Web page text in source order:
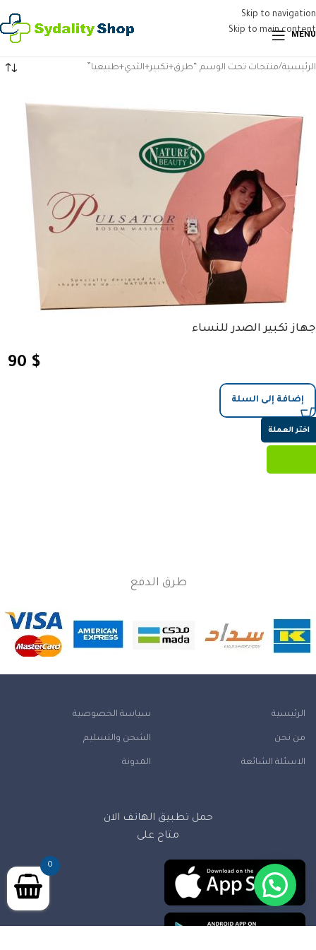
Skip to navigation
Skip to main content
MENU
الرئيسية منتجات تحت الوسم “طرق+تكبير+الثدي+طبيعيا”
جهاز تكبير الصدر للنساء
90 $
إضافة إلى السلة
طرق الدفع
الرئيسية
من نحن
الاسئلة الشائعة
سياسة الخصوصية
الشحن والتسليم
المدونة
حمل تطبيق الهاتف الان
متاح على
اختر العملة
0